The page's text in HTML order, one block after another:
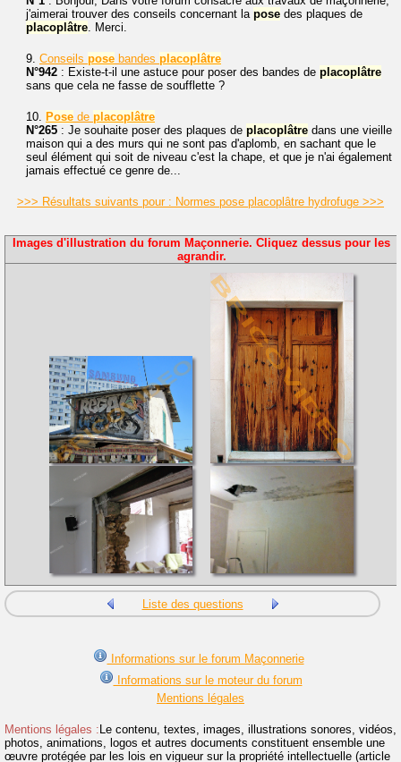
j'aimerai trouver des conseils concernant la pose des plaques de
placoplâtre. Merci.
9. Conseils pose bandes placoplâtre
N°942 : Existe-t-il une astuce pour poser des bandes de placoplâtre
sans que cela ne fasse de soufflette ?
10. Pose de placoplâtre
N°265 : Je souhaite poser des plaques de placoplâtre dans une vieille
maison qui a des murs qui ne sont pas d'aplomb, en sachant que le
seul élément qui soit de niveau c'est la chape, et que je n'ai également
jamais effectué ce genre de...
>>> Résultats suivants pour : Normes pose placoplâtre hydrofuge >>>
Images d'illustration du forum Maçonnerie. Cliquez dessus pour les
agrandir.
Liste des questions
Informations sur le forum Maçonnerie
Informations sur le moteur du forum
Mentions légales
Mentions légales : Le contenu, textes, images, illustrations sonores, vidéos,
photos, animations, logos et autres documents constituent ensemble une
œuvre protégée par les lois en vigueur sur la propriété intellectuelle (article